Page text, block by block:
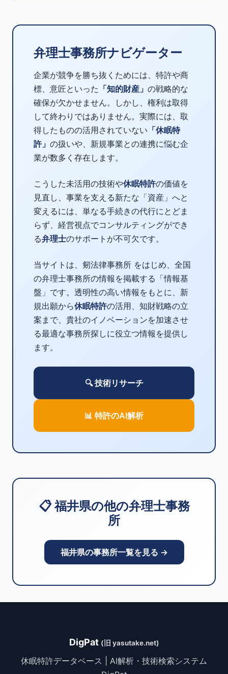
弁理士事務所ナビゲーター
企業が競争を勝ち抜くためには、特許や商
標、意匠といった 「知的財産」 の戦略的な
確保が欠かせません。しかし、権利は取得
して終わりではありません。実際には、取
得したものの活用されていない 「休眠特
許」 の扱いや、新規事業との連携に悩む企
業が数多く存在します。
こうした未活用の技術や休眠特許の価値を
見直し、事業を支える新たな「資産」へと
変えるには、単なる手続きの代行にとどま
らず、経営視点でコンサルティングができ
る弁理士のサポートが不可欠です。
当サイトは、剱法律事務所 をはじめ、全国
の弁理士事務所の情報を掲載する「情報基
盤」です。透明性の高い情報をもとに、新
規出願から休眠特許の活用、知財戦略の立
案まで、貴社のイノベーションを加速させ
る最適な事務所探しに役立つ情報を提供し
ます。
🔍 技術リサーチ
📊 特許のAI解析
📋 福井県の他の弁理士事務
所
福井県の事務所一覧を見る →
DigPat (旧 yasutake.net)
休眠特許データベース | AI解析・技術検索システム